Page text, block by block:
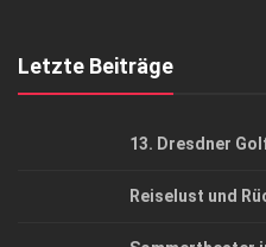
Letzte Beiträge
13. Dresdner
Reiselust und